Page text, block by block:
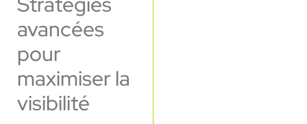
avancées
pour
maximiser la
visibilité